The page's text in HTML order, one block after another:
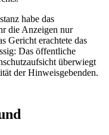
habe das
die Anzeigen nur
Gericht erachtete das
Das öffentliche
überwiegt
der Hinweisgebenden.